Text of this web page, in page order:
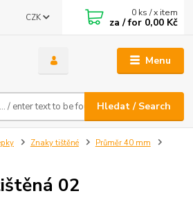
Menu
CZK
Hledat / Search
0 ks / x item
za / for 0,00 Kč
Znaky tištěné
Průměr 40 mm
02